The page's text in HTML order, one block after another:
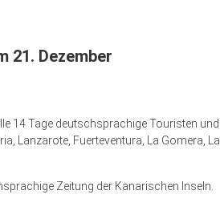
21. Dezember
14 Tage deutschsprachige Touristen und
Lanzarote, Fuerteventura, La Gomera, La
Zeitung der Kanarischen Inseln.